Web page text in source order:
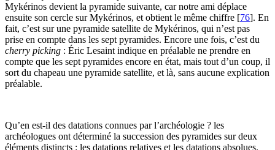
Mykérinos devient la pyramide suivante, car notre ami déplace
ensuite son cercle sur Mykérinos, et obtient le même chiffre [76]. En
fait, c’est sur une pyramide satellite de Mykérinos, qui n’est pas
prise en compte dans les sept pyramides. Encore une fois, c’est du
cherry picking : Éric Lesaint indique en préalable ne prendre en
compte que les sept pyramides encore en état, mais tout d’un coup, il
sort du chapeau une pyramide satellite, et là, sans aucune explication
préalable.
Qu’en est-il des datations connues par l’archéologie ? les
archéologues ont déterminé la succession des pyramides sur deux
éléments distincts : les datations relatives et les datations absolues.